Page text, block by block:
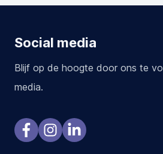
Social media
Blijf op de hoogte door ons te
media.